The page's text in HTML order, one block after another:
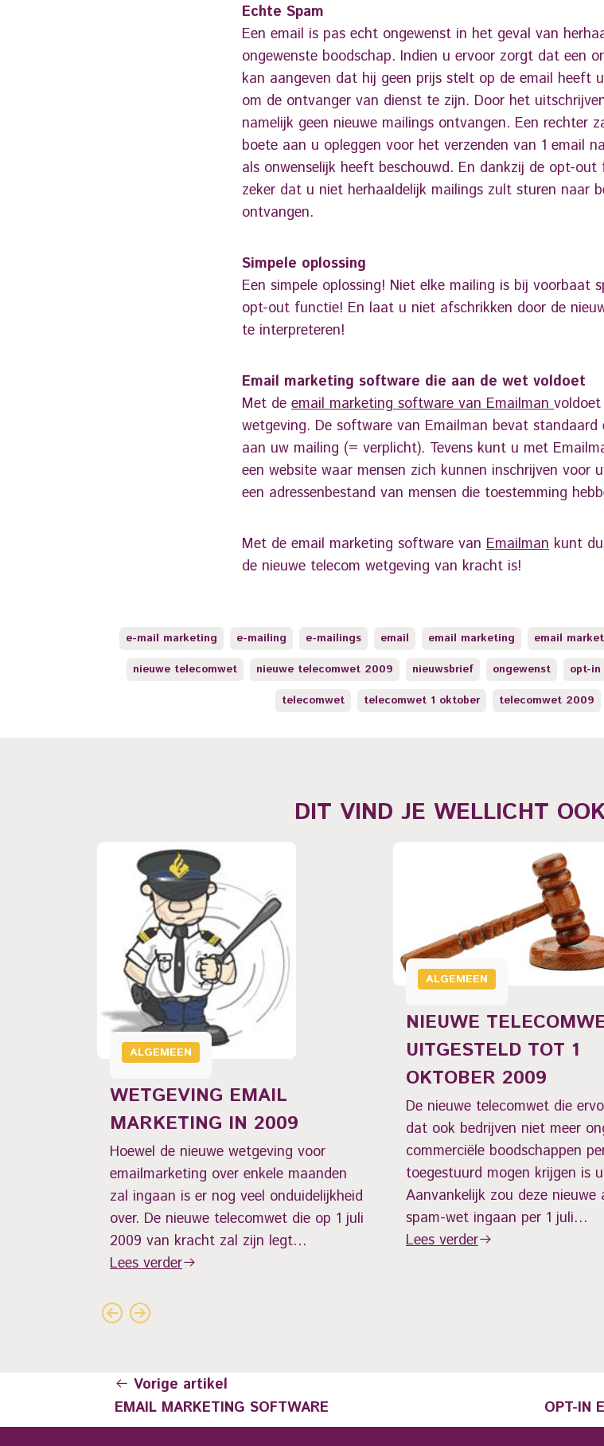
Echte Spam
Een email is pas echt ongewenst in het geval van
ongewenste boodschap. Indien u ervoor zorgt dat een
kan aangeven dat hij geen prijs stelt op de email heeft
om de ontvanger van dienst te zijn. Door het
namelijk geen nieuwe mailings ontvangen. Een rechter
boete aan u opleggen voor het verzenden van 1 email
als onwenselijk heeft beschouwd. En dankzij de opt-
zeker dat u niet herhaaldelijk mailings zult sturen naar
ontvangen.
Simpele oplossing
Een simpele oplossing! Niet elke mailing is bij voorbaat
opt-out functie! En laat u niet afschrikken door de
te interpreteren!
Email marketing software die aan de wet voldoet
Met de email marketing software van Emailman
wetgeving. De software van Emailman bevat
aan uw mailing (= verplicht). Tevens kunt u met
een website waar mensen zich kunnen inschrijven voor
een adressenbestand van mensen die toestemming
Met de email marketing software van Emailman kunt
de nieuwe telecom wetgeving van kracht is!
e-mail marketing e-mailing e-mailings email email marketing email
nieuwe telecomwet
nieuwe telecomwet 2009 nieuwsbrief ongewenst opt-in
telecomwet
telecomwet 1 oktober telecomwet 2009
DIT VIND JE WELLICHT
ALGEMEEN
WETGEVING EMAIL
MARKETING IN 2009
Hoewel de nieuwe wetgeving voor
emailmarketing over enkele maanden
zal ingaan is er nog veel onduidelijkheid
over. De nieuwe telecomwet die op 1 juli
2009 van kracht zal zijn legt…
Lees verder
ALGEMEEN
NIEUWE
UITGESTELD TOT 1
OKTOBER 2009
De nieuwe telecomwet die
dat ook bedrijven niet meer
commerciële boodschappen
toegestuurd mogen krijgen is
Aanvankelijk zou deze nieuwe
spam-wet ingaan per 1 juli…
Lees verder
Vorige artikel
EMAIL MARKETING SOFTWARE
OPT-IN